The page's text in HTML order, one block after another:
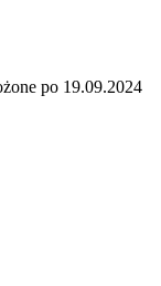
po 19.09.2024